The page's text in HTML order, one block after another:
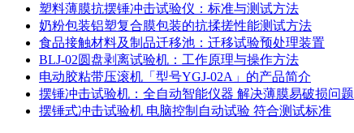
塑料薄膜抗摆锤冲击试验仪：标准与测试方法
奶粉包装铝塑复合膜包装的抗揉搓性能测试方法
食品接触材料及制品迁移池：迁移试验预处理装置
BLJ-02圆盘剥离试验机：工作原理与操作方法
电动胶粘带压滚机「型号YGJ-02A」的产品简介
摆锤冲击试验机：全自动智能仪器 解决薄膜易破损问题
摆锤式冲击试验机 电脑控制自动试验 符合测试标准